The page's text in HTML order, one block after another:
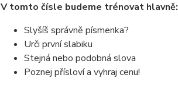
V tomto čísle budeme trénovat hlavně:
Slyšíš správně písmenka?
Urči první slabiku
Stejná nebo podobná slova
Poznej přísloví a vyhraj cenu!